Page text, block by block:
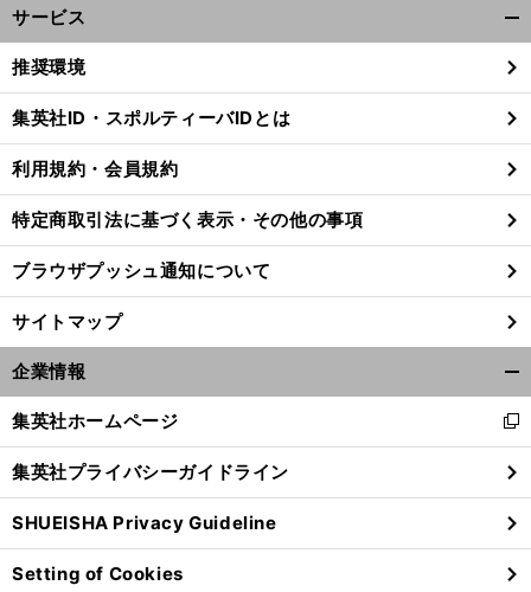
【
無
料視聴あり 】
日本vsドミニカ共和国の放送配信予定｜バレーボール女子ネーションズリーグ2024
サービス
閉
る
推奨環境
集英社ID・スポルティーバIDとは
利用規約・会員規約
特定商取引法に基づく表示・その他の事項
ブラウザプッシュ通知について
サイトマップ
企業情報
閉
る
集英社ホームページ
新
し
い
ウ
ィ
ン
ド
集英社プライバシーガイドライン
SHUEISHA Privacy Guideline
Setting of Cookies